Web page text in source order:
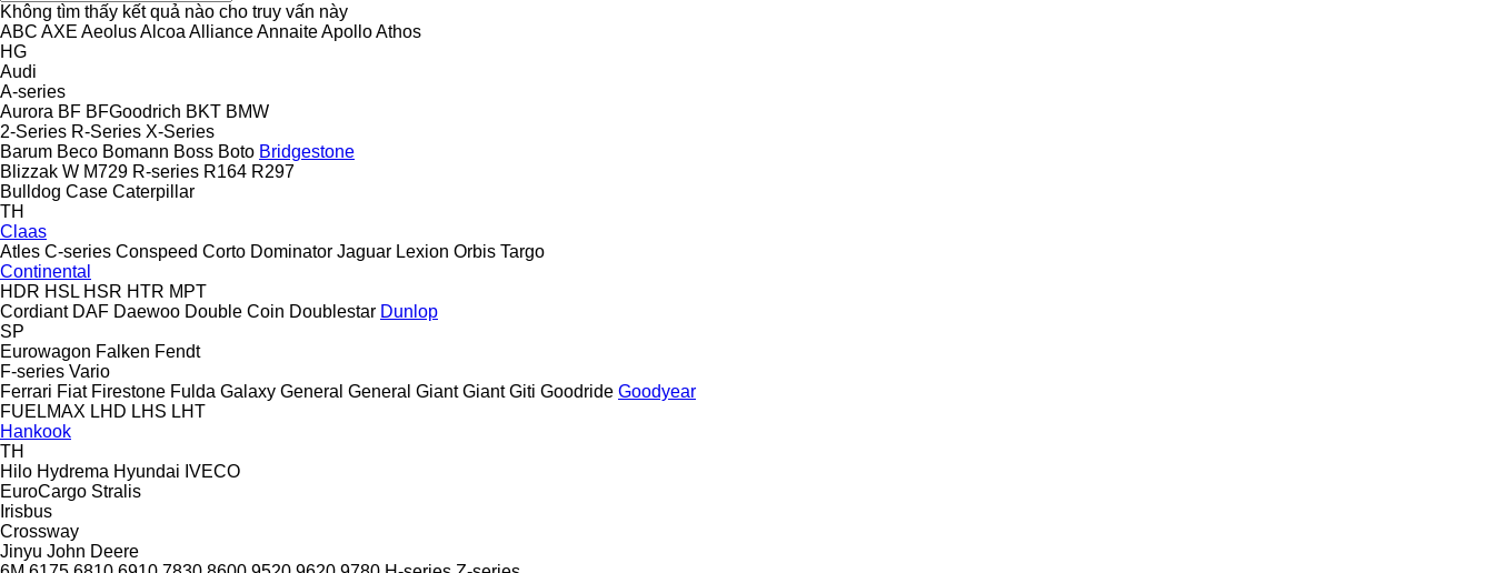
Không tìm thấy kết quả nào cho truy vấn này
ABC AXE AeolusAlcoa AllianceAnnaiteApolloAthos
HG
Audi
A-series
Aurora BF BFGoodrich BKT BMW
2-Series R-Series X-Series
Barum Beco Bomann Boss Boto Bridgestone
Blizzak W M729 R-series R164 R297
Bulldog Case Caterpillar
TH
Claas
Atles C-series Conspeed Corto Dominator Jaguar Lexion Orbis Targo
Continental
HDR HSL HSR HTR MPT
Cordiant DAF Daewoo Double Coin Doublestar Dunlop
SP
Eurowagon Falken Fendt
F-series Vario
Ferrari Fiat Firestone Fulda Galaxy General General Giant Giant Giti Goodride Goodyear
FUELMAX LHD LHS LHT
Hankook
TH
Hilo Hydrema Hyundai IVECO
EuroCargo Stralis
Irisbus
Crossway
Jinyu John Deere